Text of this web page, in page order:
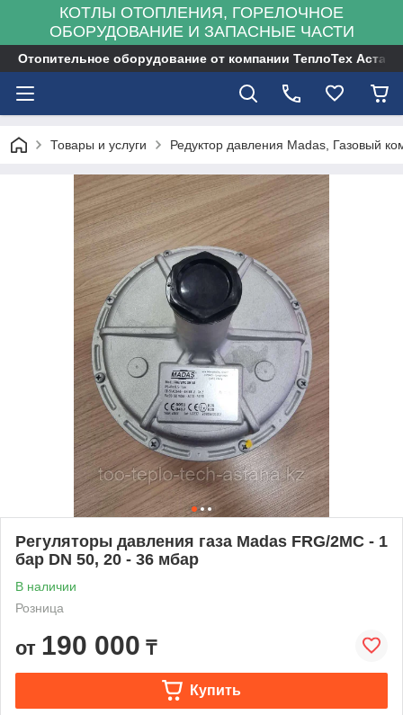
КОТЛЫ ОТОПЛЕНИЯ, ГОРЕЛОЧНОЕ
ОБОРУДОВАНИЕ И ЗАПАСНЫЕ ЧАСТИ
Отопительное оборудование от компании ТеплоТех Астана
Товары и услуги Редуктор давления Madas, Газовый
Регуляторы давления газа Madas FRG/2MC - 1
бар DN 50, 20 - 36 мбар
В наличии
Розница
от 190 000 ₸
Купить